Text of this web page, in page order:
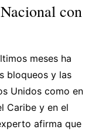
con
meses ha
bloqueos y las
Unidos como en
Caribe y en el
afirma que